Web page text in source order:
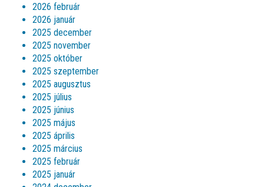
2026 február
2026 január
2025 december
2025 november
2025 október
2025 szeptember
2025 augusztus
2025 július
2025 június
2025 május
2025 április
2025 március
2025 február
2025 január